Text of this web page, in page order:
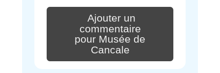
Ajouter un
commentaire
pour Musée de
Cancale